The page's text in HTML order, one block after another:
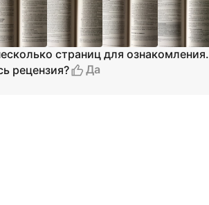
страниц для ознакомления.
рецензия?
Да